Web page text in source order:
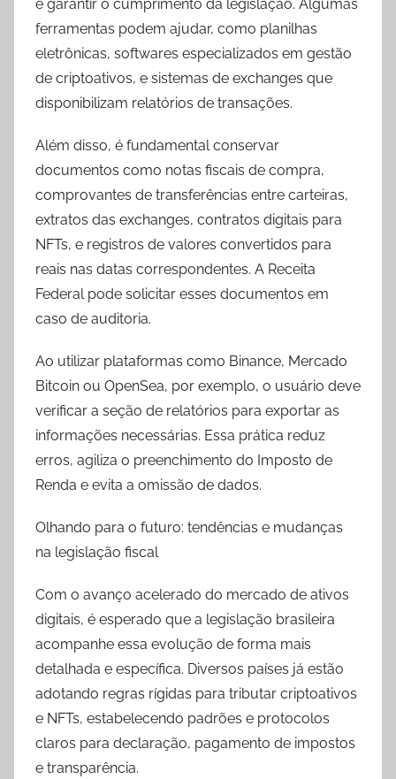
e garantir o cumprimento da legislação. Algumas
ferramentas podem ajudar, como planilhas
eletrônicas, softwares especializados em gestão
de criptoativos, e sistemas de exchanges que
disponibilizam relatórios de transações.
Além disso, é fundamental conservar
documentos como notas fiscais de compra,
comprovantes de transferências entre carteiras,
extratos das exchanges, contratos digitais para
NFTs, e registros de valores convertidos para
reais nas datas correspondentes. A Receita
Federal pode solicitar esses documentos em
caso de auditoria.
Ao utilizar plataformas como Binance, Mercado
Bitcoin ou OpenSea, por exemplo, o usuário deve
verificar a seção de relatórios para exportar as
informações necessárias. Essa prática reduz
erros, agiliza o preenchimento do Imposto de
Renda e evita a omissão de dados.
Olhando para o futuro: tendências e mudanças
na legislação fiscal
Com o avanço acelerado do mercado de ativos
digitais, é esperado que a legislação brasileira
acompanhe essa evolução de forma mais
detalhada e específica. Diversos países já estão
adotando regras rígidas para tributar criptoativos
e NFTs, estabelecendo padrões e protocolos
claros para declaração, pagamento de impostos
e transparência.